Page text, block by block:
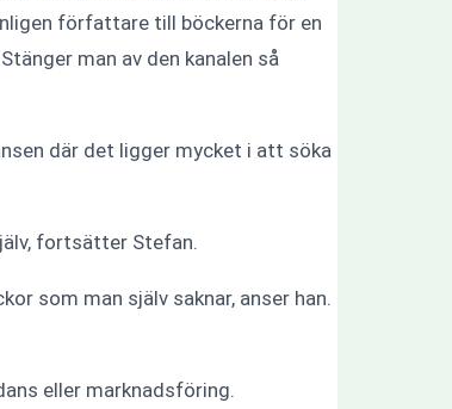
författare till böckerna för en
man av den kanalen så
där det ligger mycket i att söka
fortsätter Stefan.
som man själv saknar, anser han.
eller marknadsföring.